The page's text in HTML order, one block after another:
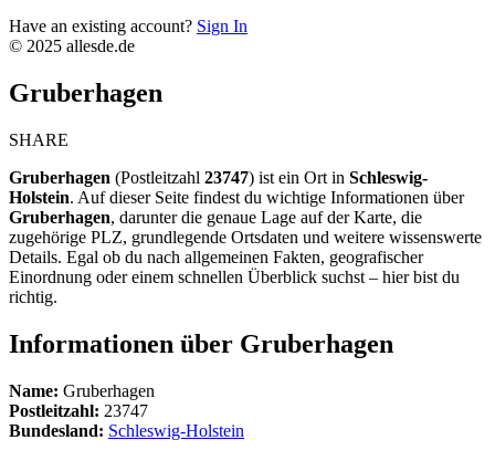
Have an existing account? Sign In
© 2025 allesde.de
Gruberhagen
SHARE
Gruberhagen (Postleitzahl 23747) ist ein Ort in Schleswig-
Holstein. Auf dieser Seite findest du wichtige Informationen über
Gruberhagen, darunter die genaue Lage auf der Karte, die
zugehörige PLZ, grundlegende Ortsdaten und weitere wissenswerte
Details. Egal ob du nach allgemeinen Fakten, geografischer
Einordnung oder einem schnellen Überblick suchst – hier bist du
richtig.
Informationen über Gruberhagen
Name: Gruberhagen
Postleitzahl: 23747
Bundesland: Schleswig-Holstein